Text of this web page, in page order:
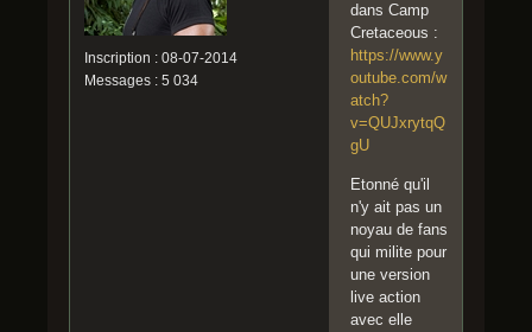
Inscription : 08-07-2014
Messages : 5 034
dans Camp
Cretaceous :
https://www.y
outube.com/w
atch?
v=QUJxrytqQ
gU
Etonné qu'il
n'y ait pas un
noyau de fans
qui milite pour
une version
live action
avec elle